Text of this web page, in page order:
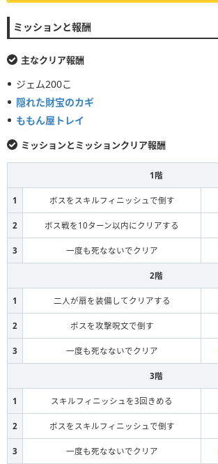
ミッションと報酬
主なクリア報酬
ジェム200こ
隠れた財宝のカギ
ももん屋トレイ
ミッションとミッションクリア報酬
1階
1 ボスをスキルフィニッシュで倒す
2 ボス戦を10ターン以内にクリアする
3 一度も死なないでクリア
2階
1 二人が扇を装備してクリアする
2 ボスを攻撃呪文で倒す
3 一度も死なないでクリア
3階
1 スキルフィニッシュを3回きめる
2 ボスをスキルフィニッシュで倒す
3 一度も死なないでクリア